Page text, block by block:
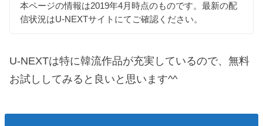
本ページの情報は2019年4月時点のものです。最新の配
信状況はU-NEXTサイトにてご確認ください。
U-NEXTは特に韓流作品が充実しているので、無料
お試ししてみると良いと思います^^